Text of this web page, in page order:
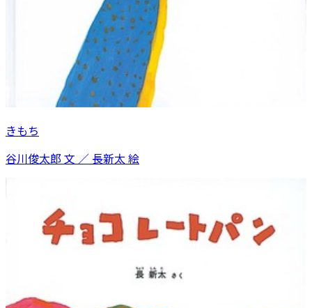
きもち
谷川俊太郎 文 ／ 長新太 絵